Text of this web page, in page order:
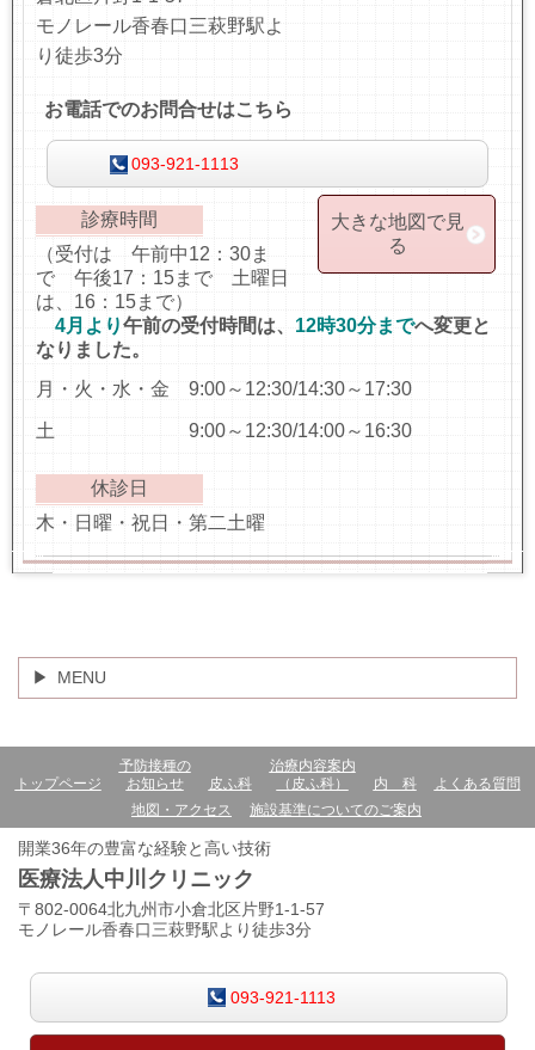
大きな地図で見
る
モノレール香春口三萩野駅よ
り徒歩3分
お電話でのお問合せはこちら
093-921-1113
診療時間
（受付は 午前中12：30ま
で 午後17：15まで 土曜日
は、16：15まで）
4月より午前の受付時間は、 12時30分までへ変更と
なりました。
月・火・水・金 9:00～12:30/14:30～17:30
土 9:00～12:30/14:00～16:30
休診日
木・日曜・祝日・第二土曜
MENU
トップページ
予防接種の
お知らせ
皮ふ科
治療内容案内
（皮ふ科）
内 科
よくある質問
地図・アクセス
施設基準についてのご案内
開業36年の豊富な経験と高い技術
医療法人中川クリニック
〒802-0064北九州市小倉北区片野1-1-57
モノレール香春口三萩野駅より徒歩3分
093-921-1113